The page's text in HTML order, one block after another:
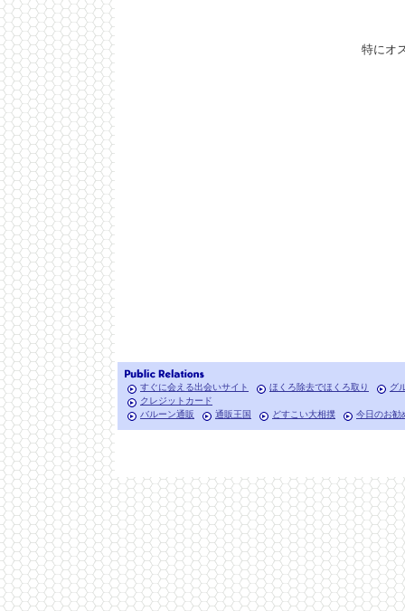
特に
すぐに会える出会いサイト ほくろ除去でほくろ取り
グ
クレジットカード
バルーン通販
通販王国 どすこい大相撲 今日のお勧